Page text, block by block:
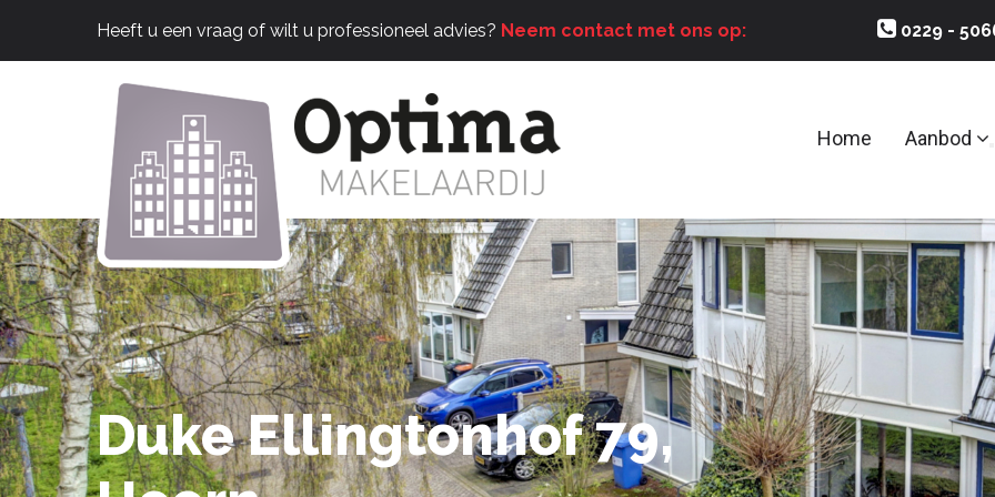
Heeft u een vraag of wilt u professioneel advies? Neem contact met ons op: 0229 -
Home Aanbod
Duke Ellingtonhof 79,